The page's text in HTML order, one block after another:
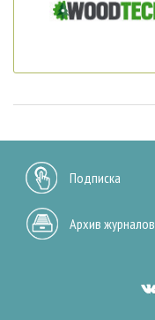
Подписка
Архив журналов